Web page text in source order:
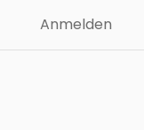
Anmelden